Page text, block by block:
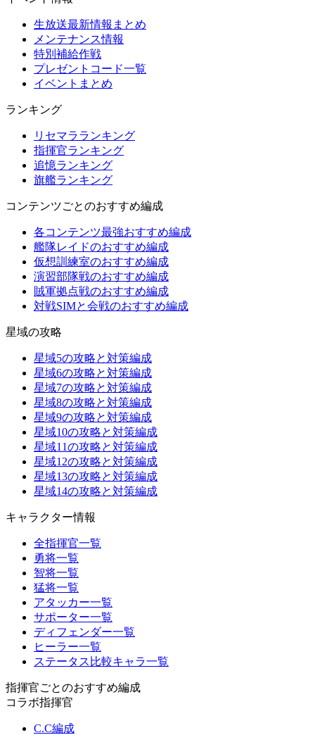
生放送最新情報まとめ
メンテナンス情報
特別補給作戦
プレゼントコード一覧
イベントまとめ
ランキング
リセマラランキング
指揮官ランキング
追憶ランキング
旗艦ランキング
コンテンツごとのおすすめ編成
各コンテンツ最強おすすめ編成
艦隊レイドのおすすめ編成
仮想訓練室のおすすめ編成
演習部隊戦のおすすめ編成
賊軍拠点戦のおすすめ編成
対戦SIMと会戦のおすすめ編成
星域の攻略
星域5の攻略と対策編成
星域6の攻略と対策編成
星域7の攻略と対策編成
星域8の攻略と対策編成
星域9の攻略と対策編成
星域10の攻略と対策編成
星域11の攻略と対策編成
星域12の攻略と対策編成
星域13の攻略と対策編成
星域14の攻略と対策編成
キャラクター情報
全指揮官一覧
勇将一覧
智将一覧
猛将一覧
アタッカー一覧
サポーター一覧
ディフェンダー一覧
ヒーラー一覧
ステータス比較キャラ一覧
指揮官ごとのおすすめ編成
コラボ指揮官
C.C編成